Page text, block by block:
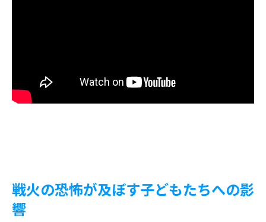
戦火の恐怖が及ぼす子どもたちへの影
響